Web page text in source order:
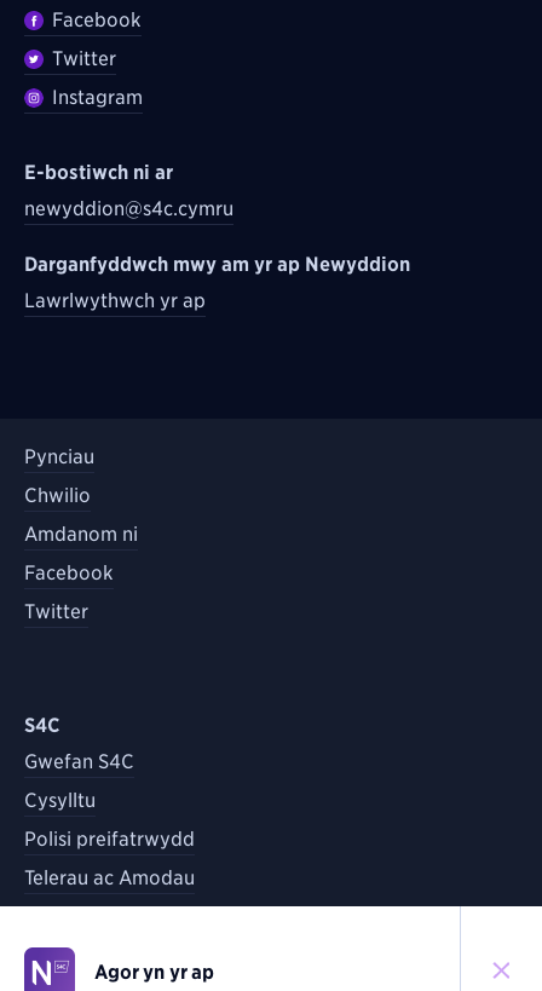
Facebook
Twitter
Instagram
E-bostiwch ni ar
newyddion@s4c.cymru
Darganfyddwch mwy am yr ap Newyddion
Lawrlwythwch yr ap
Pynciau
Chwilio
Amdanom ni
Facebook
Twitter
S4C
Gwefan S4C
Cysylltu
Polisi preifatrwydd
Telerau ac Amodau
Agor yn yr ap